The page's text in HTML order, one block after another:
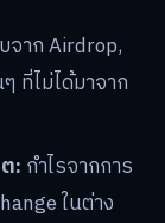
จาก Airdrop,
ที่ไม่ได้มาจาก
: กำไรจากการ
ในต่าง